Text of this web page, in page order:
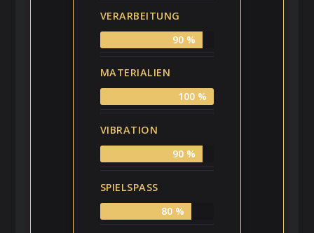
VERARBEITUNG
90 %
MATERIALIEN
100 %
VIBRATION
90 %
SPIELSPASS
80 %